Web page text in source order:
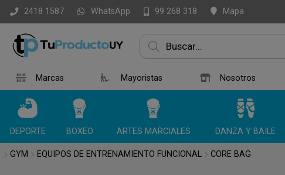
2418 1587 WhatsApp 99 268 318 Mapa
Marcas Mayoristas Nosotros
DEPORTE BOXEO ARTES MARCIALES DANZA Y BAILE
GYM EQUIPOS DE ENTRENAMIENTO FUNCIONAL CORE BAG